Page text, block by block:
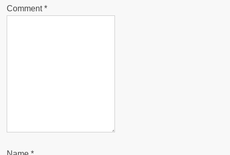
Comment*